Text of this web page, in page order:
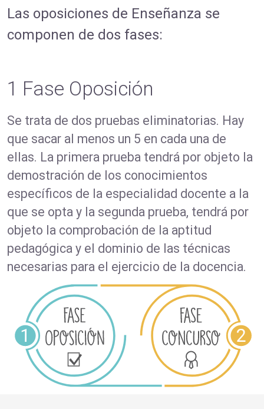
Las oposiciones de Enseñanza se
componen de dos fases:
1 Fase Oposición
Se trata de dos pruebas eliminatorias. Hay
que sacar al menos un 5 en cada una de
ellas. La primera prueba tendrá por objeto la
demostración de los conocimientos
específicos de la especialidad docente a la
que se opta y la segunda prueba, tendrá por
objeto la comprobación de la aptitud
pedagógica y el dominio de las técnicas
necesarias para el ejercicio de la docencia.